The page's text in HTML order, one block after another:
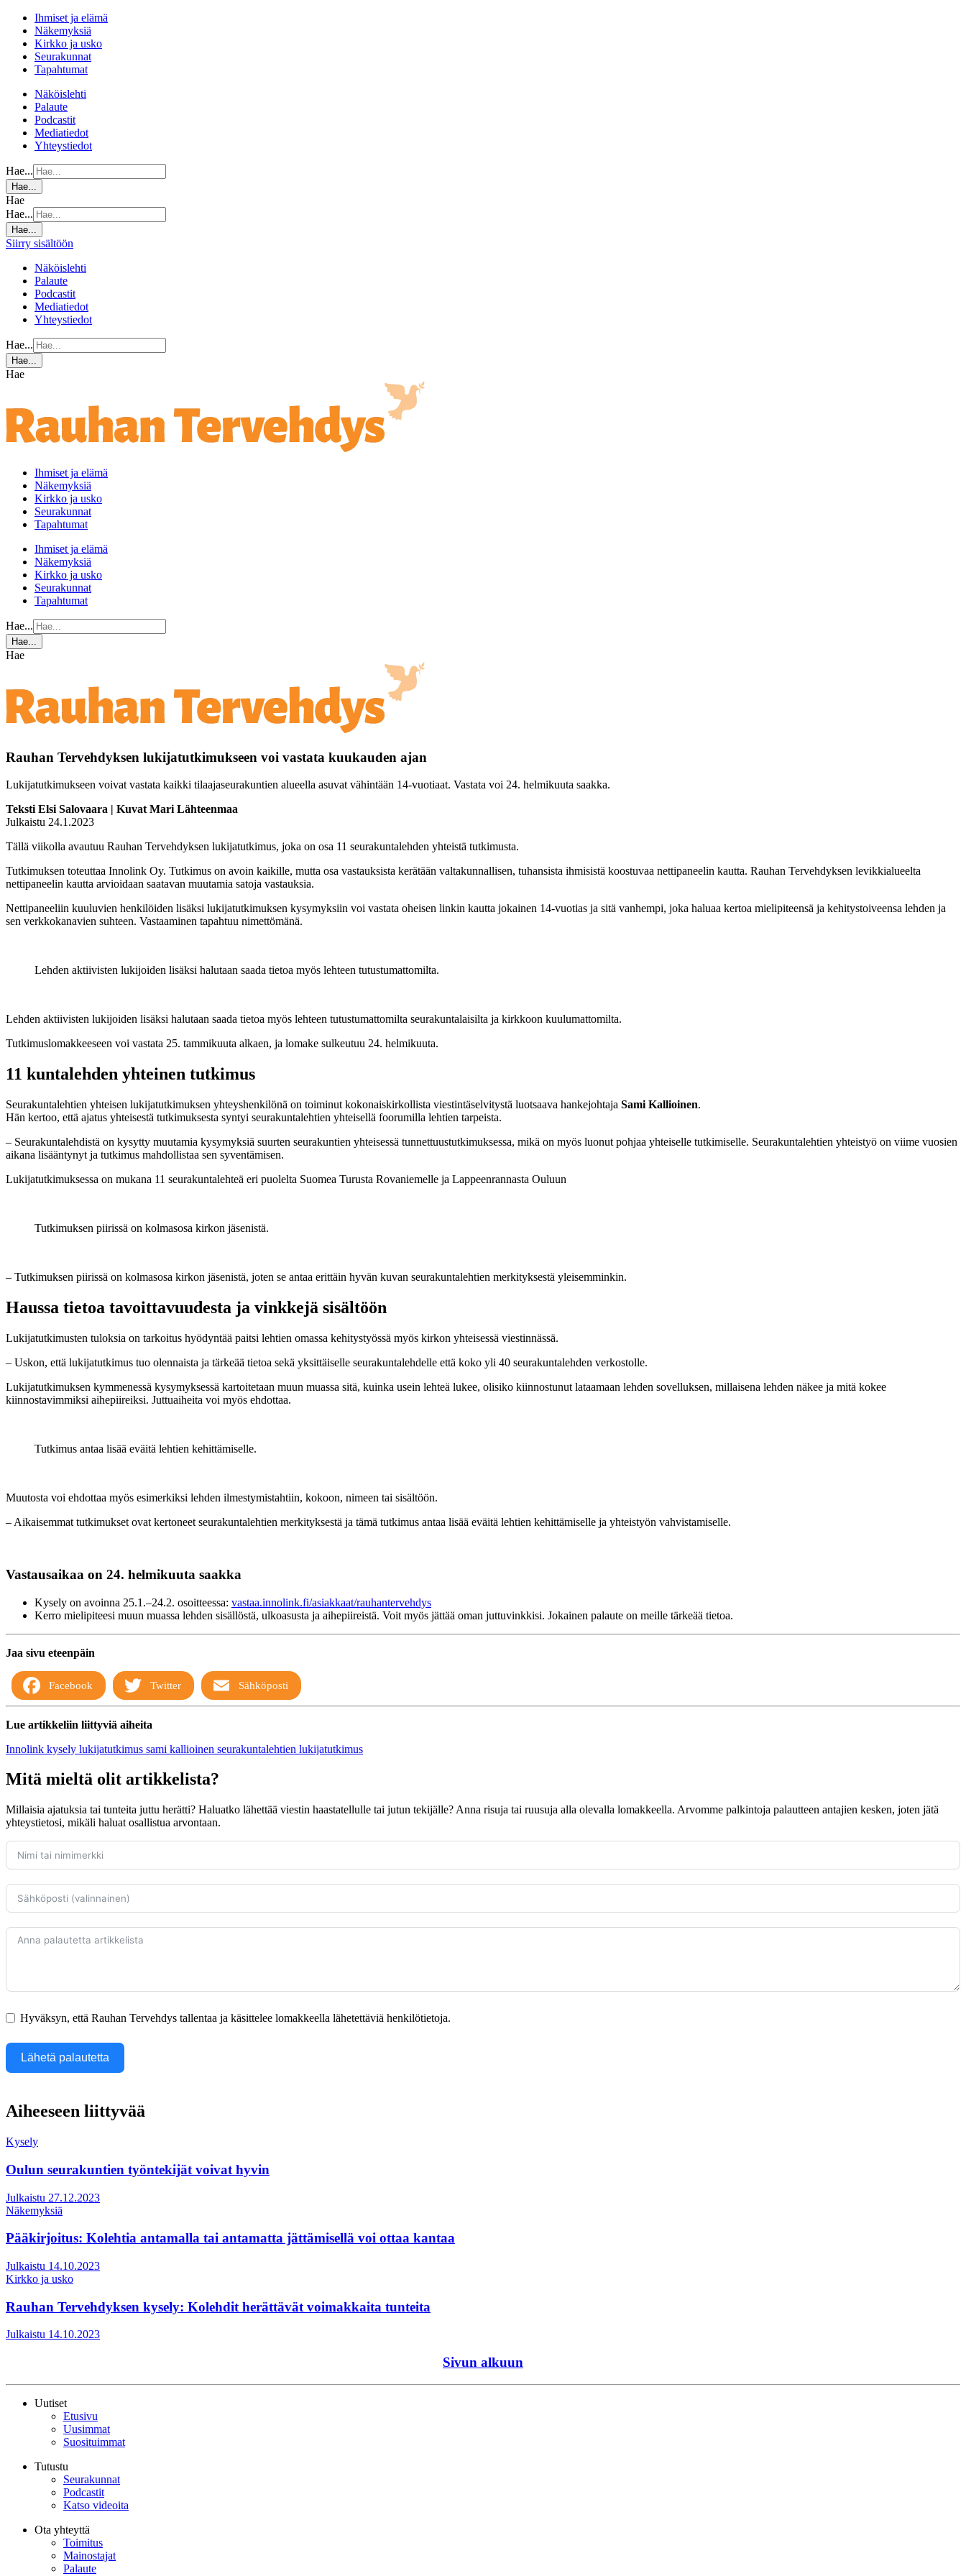
Ihmiset ja elämä
Näkemyksiä
Kirkko ja usko
Seurakunnat
Tapahtumat
Näköislehti
Palaute
Podcastit
Mediatiedot
Yhteystiedot
Hae...
Hae...
Hae
Hae...
Hae...
Siirry sisältöön
Näköislehti
Palaute
Podcastit
Mediatiedot
Yhteystiedot
Hae...
Hae...
Hae
Ihmiset ja elämä
Näkemyksiä
Kirkko ja usko
Seurakunnat
Tapahtumat
Ihmiset ja elämä
Näkemyksiä
Kirkko ja usko
Seurakunnat
Tapahtumat
Hae...
Hae...
Hae
Rauhan Tervehdyksen lukijatutkimukseen voi vastata kuukauden ajan
Lukijatutkimukseen voivat vastata kaikki tilaajaseurakuntien alueella asuvat vähintään 14-vuotiaat. Vastata voi 24. helmikuuta saakka.
Teksti Elsi Salovaara | Kuvat Mari Lähteenmaa
Julkaistu 24.1.2023
Tällä viikolla avautuu Rauhan Tervehdyksen lukijatutkimus, joka on osa 11 seurakuntalehden yhteistä tutkimusta.
Tutkimuksen toteuttaa Innolink Oy. Tutkimus on avoin kaikille, mutta osa vastauksista kerätään valtakunnallisen, tuhansista ihmisistä koostuvaa nettipaneelin kautta. Rauhan Tervehdyksen levikkialueelta
nettipaneelin kautta arvioidaan saatavan muutamia satoja vastauksia.
Nettipaneeliin kuuluvien henkilöiden lisäksi lukijatutkimuksen kysymyksiin voi vastata oheisen linkin kautta jokainen 14-vuotias ja sitä vanhempi, joka haluaa kertoa mielipiteensä ja kehitystoiveensa lehden ja
sen verkkokanavien suhteen. Vastaaminen tapahtuu nimettömänä.
Lehden aktiivisten lukijoiden lisäksi halutaan saada tietoa myös lehteen tutustumattomilta.
Lehden aktiivisten lukijoiden lisäksi halutaan saada tietoa myös lehteen tutustumattomilta seurakuntalaisilta ja kirkkoon kuulumattomilta.
Tutkimuslomakkeeseen voi vastata 25. tammikuuta alkaen, ja lomake sulkeutuu 24. helmikuuta.
11 kuntalehden yhteinen tutkimus
Seurakuntalehtien yhteisen lukijatutkimuksen yhteyshenkilönä on toiminut kokonaiskirkollista viestintäselvitystä luotsaava hankejohtaja Sami Kallioinen.
Hän kertoo, että ajatus yhteisestä tutkimuksesta syntyi seurakuntalehtien yhteisellä foorumilla lehtien tarpeista.
– Seurakuntalehdistä on kysytty muutamia kysymyksiä suurten seurakuntien yhteisessä tunnettuustutkimuksessa, mikä on myös luonut pohjaa yhteiselle tutkimiselle. Seurakuntalehtien yhteistyö on viime vuosien
aikana lisääntynyt ja tutkimus mahdollistaa sen syventämisen.
Lukijatutkimuksessa on mukana 11 seurakuntalehteä eri puolelta Suomea Turusta Rovaniemelle ja Lappeenrannasta Ouluun
Tutkimuksen piirissä on kolmasosa kirkon jäsenistä.
– Tutkimuksen piirissä on kolmasosa kirkon jäsenistä, joten se antaa erittäin hyvän kuvan seurakuntalehtien merkityksestä yleisemminkin.
Haussa tietoa tavoittavuudesta ja vinkkejä sisältöön
Lukijatutkimusten tuloksia on tarkoitus hyödyntää paitsi lehtien omassa kehitystyössä myös kirkon yhteisessä viestinnässä.
– Uskon, että lukijatutkimus tuo olennaista ja tärkeää tietoa sekä yksittäiselle seurakuntalehdelle että koko yli 40 seurakuntalehden verkostolle.
Lukijatutkimuksen kymmenessä kysymyksessä kartoitetaan muun muassa sitä, kuinka usein lehteä lukee, olisiko kiinnostunut lataamaan lehden sovelluksen, millaisena lehden näkee ja mitä kokee
kiinnostavimmiksi aihepiireiksi. Juttuaiheita voi myös ehdottaa.
Tutkimus antaa lisää eväitä lehtien kehittämiselle.
Muutosta voi ehdottaa myös esimerkiksi lehden ilmestymistahtiin, kokoon, nimeen tai sisältöön.
– Aikaisemmat tutkimukset ovat kertoneet seurakuntalehtien merkityksestä ja tämä tutkimus antaa lisää eväitä lehtien kehittämiselle ja yhteistyön vahvistamiselle.
Vastausaikaa on 24. helmikuuta saakka
Kysely on avoinna 25.1.–24.2. osoitteessa: vastaa.innolink.fi/asiakkaat/rauhantervehdys
Kerro mielipiteesi muun muassa lehden sisällöstä, ulkoasusta ja aihepiireistä. Voit myös jättää oman juttuvinkkisi. Jokainen palaute on meille tärkeää tietoa.
Jaa sivu eteenpäin
Facebook Twitter Sähköposti
Lue artikkeliin liittyviä aiheita
Innolink kysely lukijatutkimus sami kallioinen seurakuntalehtien lukijatutkimus
Mitä mieltä olit artikkelista?
Millaisia ajatuksia tai tunteita juttu herätti? Haluatko lähettää viestin haastatellulle tai jutun tekijälle? Anna risuja tai ruusuja alla olevalla lomakkeella. Arvomme palkintoja palautteen antajien kesken, joten jätä
yhteystietosi, mikäli haluat osallistua arvontaan.
Hyväksyn, että Rauhan Tervehdys tallentaa ja käsittelee lomakkeella lähetettäviä henkilötietoja.
Lähetä palautetta
Aiheeseen liittyvää
Kysely
Oulun seurakuntien työntekijät voivat hyvin
Julkaistu 27.12.2023
Näkemyksiä
Pääkirjoitus: Kolehtia antamalla tai antamatta jättämisellä voi ottaa kantaa
Julkaistu 14.10.2023
Kirkko ja usko
Rauhan Tervehdyksen kysely: Kolehdit herättävät voimakkaita tunteita
Julkaistu 14.10.2023
Sivun alkuun
Uutiset
Etusivu
Uusimmat
Suosituimmat
Tutustu
Seurakunnat
Podcastit
Katso videoita
Ota yhteyttä
Toimitus
Mainostajat
Palaute